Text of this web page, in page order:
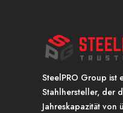
SteelPRO Group ist
Stahlhersteller, der
Jahreskapazität